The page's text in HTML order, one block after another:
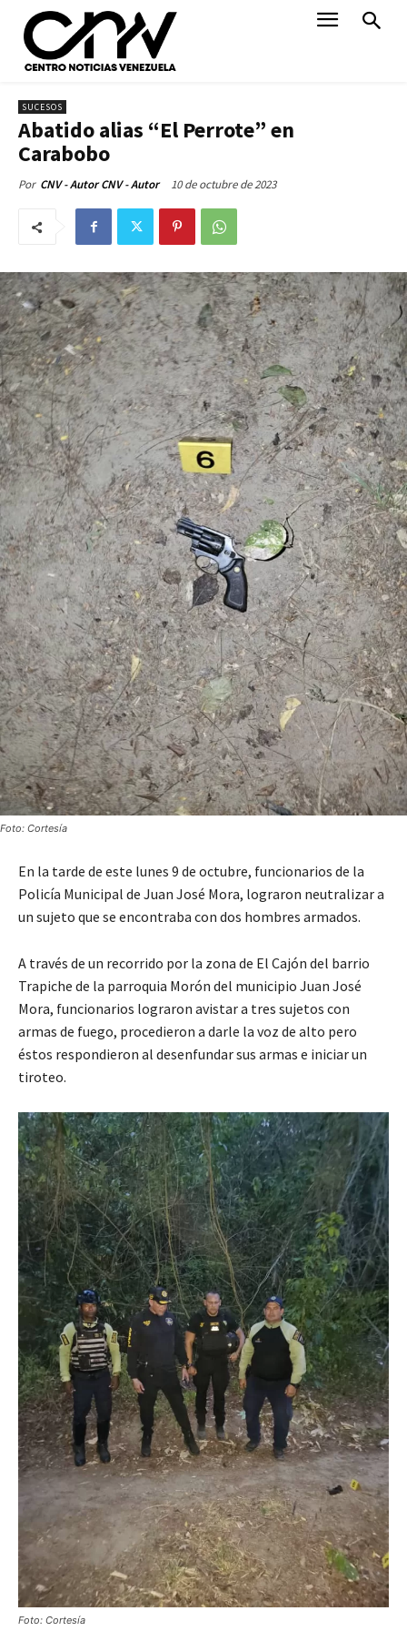
SUCESOS
Abatido alias “El Perrote” en
Carabobo
Por CNV - Autor CNV - Autor 10 de octubre de 2023
Foto: Cortesía
En la tarde de este lunes 9 de octubre, funcionarios de la
Policía Municipal de Juan José Mora, lograron neutralizar a
un sujeto que se encontraba con dos hombres armados.
A través de un recorrido por la zona de El Cajón del barrio
Trapiche de la parroquia Morón del municipio Juan José
Mora, funcionarios lograron avistar a tres sujetos con
armas de fuego, procedieron a darle la voz de alto pero
éstos respondieron al desenfundar sus armas e iniciar un
tiroteo.
Foto: Cortesía